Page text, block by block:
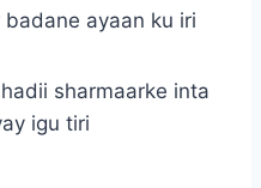
ayaan ku iri
sharmaarke inta
igu tiri